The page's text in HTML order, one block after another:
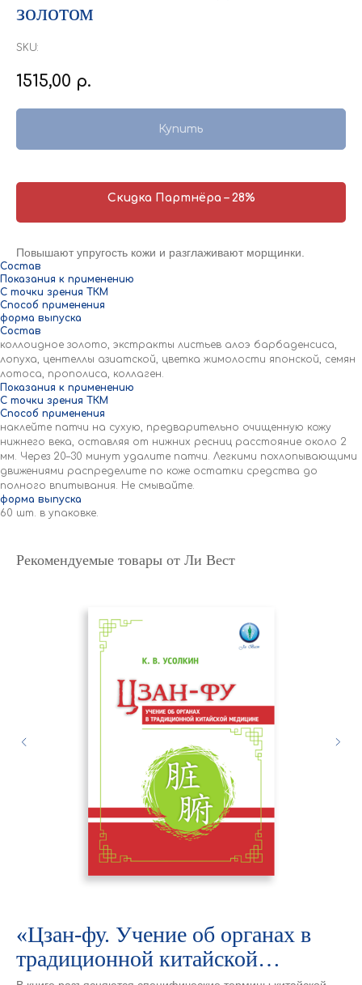
золотом
SKU:
1515,00 р.
Купить
Скидка Партнёра – 28%
Повышают упругость кожи и разглаживают морщинки.
Состав
Показания к применению
С точки зрения ТКМ
Способ применения
форма выпуска
Состав
коллоидное золото, экстракты листьев алоэ барбаденсиса,
лопуха, центеллы азиатской, цветка жимолости японской, семян
лотоса, прополиса, коллаген.
Показания к применению
С точки зрения ТКМ
Способ применения
наклейте патчи на сухую, предварительно очищенную кожу
нижнего века, оставляя от нижних ресниц расстояние около 2
мм. Через 20–30 минут удалите патчи. Легкими похлопывающими
движениями распределите по коже остатки средства до
полного впитывания. Не смывайте.
форма выпуска
60 шт. в упаковке.
Рекомендуемые товары от Ли Вест
«Цзан-фу. Учение об органах в
традиционной китайской